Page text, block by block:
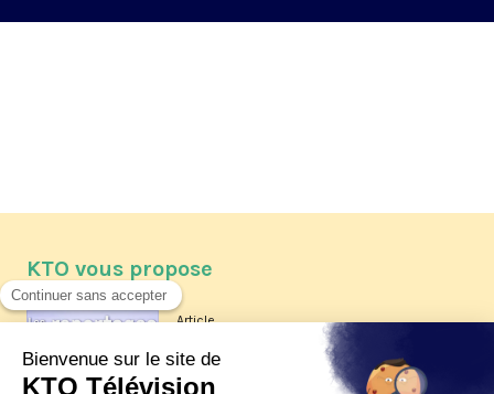
KTO vous propose
Article
Les reportages d'été 2026 de KTO